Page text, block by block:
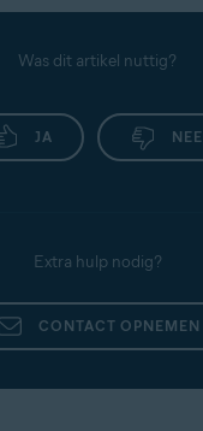
Was dit artikel nuttig?
JA NEE
Extra hulp nodig?
CONTACT OPNEMEN